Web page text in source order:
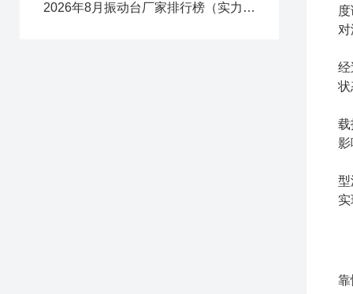
2026年8月振动台厂家排行榜（实力推荐）
经
状
载
影
型
靠